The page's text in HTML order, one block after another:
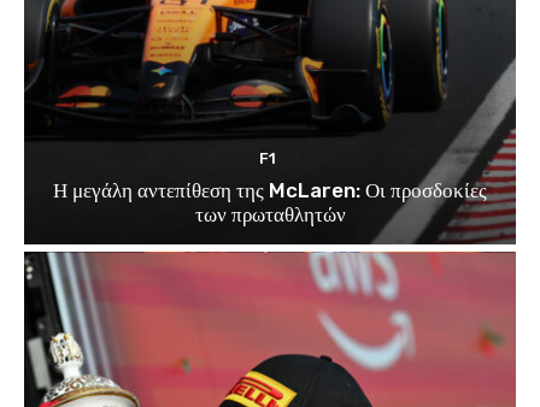
F1
Η μεγάλη αντεπίθεση της McLaren: Οι προσδοκίες
των πρωταθλητών